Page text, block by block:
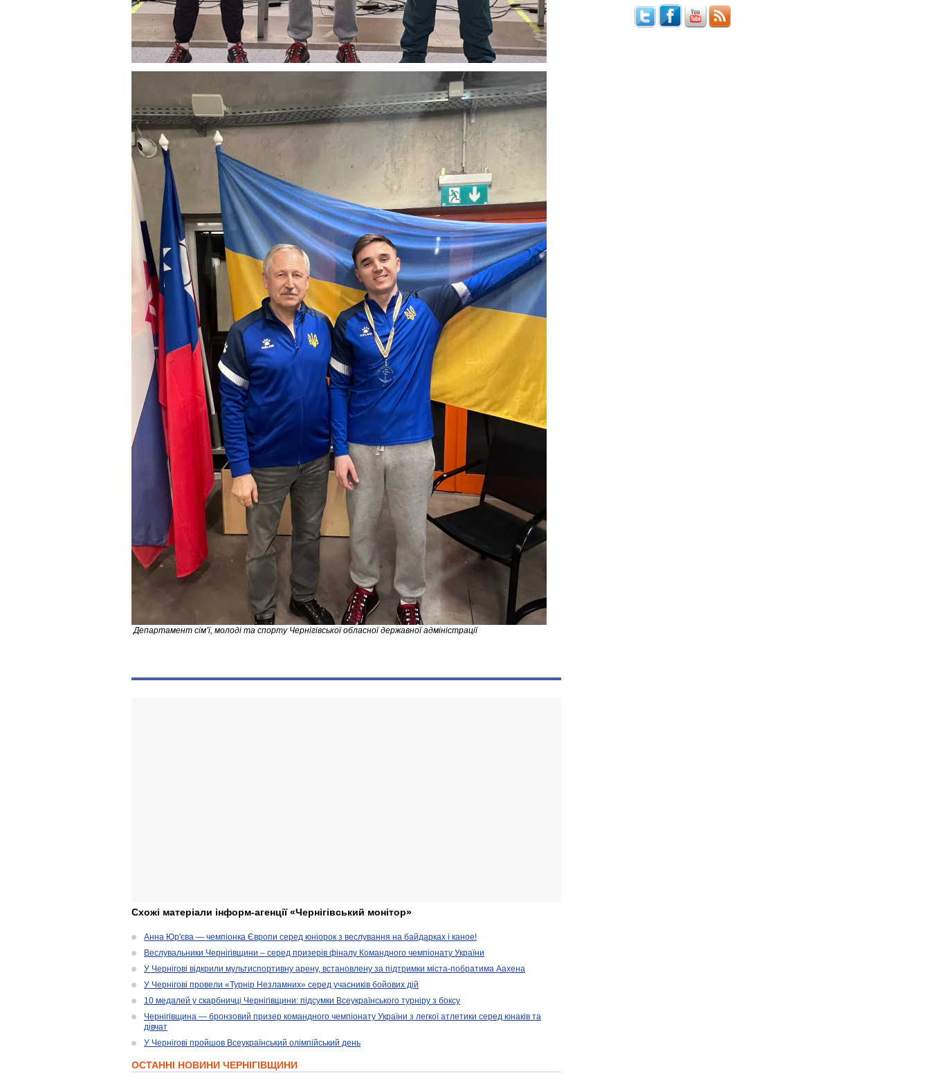
Департамент сімʼї, молоді та спорту Чернігівської обласної державної адміністрації
Схожі матеріали інформ-агенції «Чернігівський монітор»
Анна Юр'єва — чемпіонка Європи серед юніорок з веслування на байдарках і каное!
Веслувальники Чернігівщини – серед призерів фіналу Командного чемпіонату України
У Чернігові відкрили мультиспортивну арену, встановлену за підтримки міста-побратима Аахена
У Чернігові провели «Турнір Незламних» серед учасників бойових дій
10 медалей у скарбничці Чернігівщини: підсумки Всеукраїнського турніру з боксу
Чернігівщина — бронзовий призер командного чемпіонату України з легкої атлетики серед юнаків та
дівчат
У Чернігові пройшов Всеукраїнський олімпійський день
ОСТАННІ НОВИНИ ЧЕРНІГІВЩИНИ